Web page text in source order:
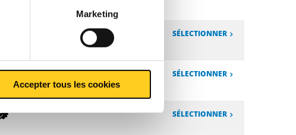
Marketing
Accepter tous les cookies
SÉLECTIONNER
SÉLECTIONNER
SÉLECTIONNER